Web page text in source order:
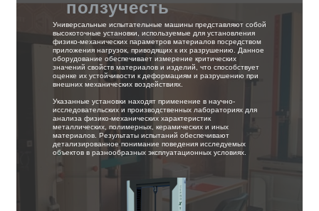
Скачать
каталог
ползучесть
Универсальные испытательные машины представляют собой
высокоточные установки, используемые для установления
физико-механических параметров материалов посредством
приложения нагрузок, приводящих к их разрушению. Данное
оборудование обеспечивает измерение критических
значений свойств материалов и изделий, что способствует
оценке их устойчивости к деформациям и разрушению при
внешних механических воздействиях.
Указанные установки находят применение в научно-
исследовательских и производственных лабораториях для
анализа физико-механических характеристик
металлических, полимерных, керамических и иных
материалов. Результаты испытаний обеспечивают
детализированное понимание поведения исследуемых
объектов в разнообразных эксплуатационных условиях.